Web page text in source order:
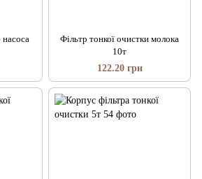
Фільтр тонкої очистки молока
10т
122.20 грн